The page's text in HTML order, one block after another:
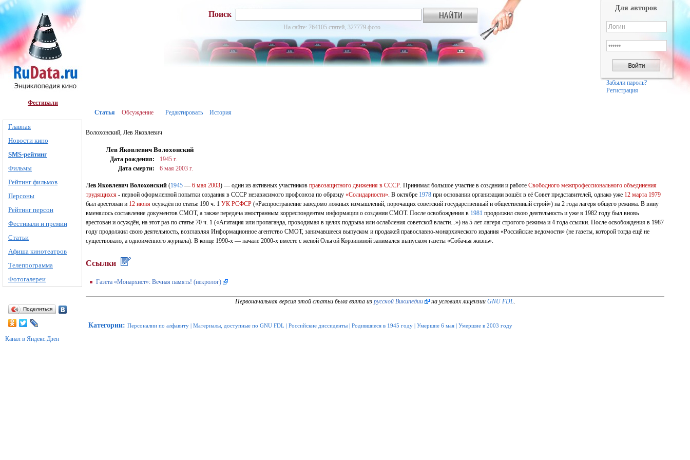
Фестивали
Главная
Новости кино
SMS-рейтинг
Фильмы
Рейтинг фильмов
Персоны
Рейтинг персон
Фестивали и премии
Статьи
Афиша кинотеатров
Телепрограмма
Фотогалереи
Поделиться
Канал в Яндекс.Дзен
Поиск
На сайте: 764105 статей, 327779 фото.
Для авторов
Забыли пароль?
Регистрация
Статья Обсуждение Редактировать История
Волохонский, Лев Яковлевич
Лев Яковлевич Волохонский
Дата рождения:
1945 г.
Дата смерти:
6 мая 2003 г.
Лев Яковлевич Волохонский (1945 — 6 мая 2003) — один из активных участников правозащитного движения в CССР. Принимал большое участие в создании и работе Свободного межпрофессионального объединения
трудящихся - первой оформленной попытки создания в СССР независимого профсоюза по образцу «Солидарности». В октябре 1978 при основании организации вошёл в её Совет представителей, однако уже 12 марта 1979
был арестован и 12 июня осуждён по статье 190 ч. 1 УК РСФСР («Распространение заведомо ложных измышлений, порочащих советский государственный и общественный строй») на 2 года лагеря общего режима. В вину
вменялось составление документов СМОТ, а также передача иностранным корреспондентам информации о создании СМОТ. После освобождения в 1981 продолжил свою деятельность и уже в 1982 году был вновь
арестован и осуждён, на этот раз по статье 70 ч. 1 («Агитация или пропаганда, проводимая в целях подрыва или ослабления советской власти...») на 5 лет лагеря строгого режима и 4 года ссылки. После освобождения в 1987
году продолжил свою деятельность, возглавляя Информационное агентство СМОТ, занимавшееся выпуском и продажей православно-монархического издания «Российские ведомости» (не газеты, которой тогда ещё не
существовало, а одноимённого журнала). В конце 1990-х — начале 2000-х вместе с женой Ольгой Корзининой занимался выпуском газеты «Собачья жизнь».
Ссылки
Газета «Монархист»: Вечная память! (некролог)
Первоначальная версия этой статьи была взята из русской Википедии на условиях лицензии GNU FDL.
Категории: Персоналии по алфавиту Материалы, доступные по GNU FDL Российские диссиденты Родившиеся в 1945 году Умершие 6 мая Умершие в 2003 году